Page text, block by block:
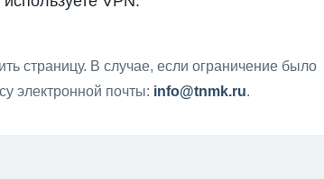
страницу. В случае, если ограничение было
электронной почты: info@tnmk.ru.